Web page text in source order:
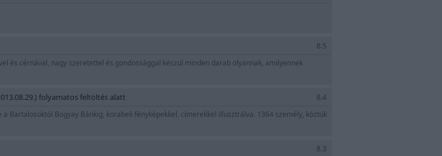
8.5
és cérnával, nagy szeretettel és gondossággal készül minden darab olyannak, amilyennek
8.4
folyamatos feltöltés alatt
Bartalosoktól Bogyay Bánkig, korabeli fényképekkel, címerekkel illusztrálva. 1364 személy, köztük
8.3